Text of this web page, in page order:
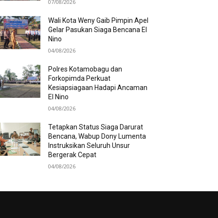
07/08/2026
Wali Kota Weny Gaib Pimpin Apel
Gelar Pasukan Siaga Bencana El
Nino
04/08/2026
Polres Kotamobagu dan
Forkopimda Perkuat
Kesiapsiagaan Hadapi Ancaman
El Nino
04/08/2026
Tetapkan Status Siaga Darurat
Bencana, Wabup Dony Lumenta
Instruksikan Seluruh Unsur
Bergerak Cepat
04/08/2026